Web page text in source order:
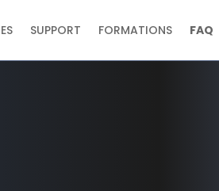
SUPPORT FORMATIONS FAQ